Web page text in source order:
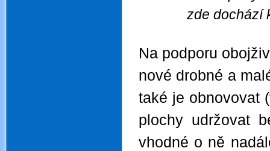
zde dochází
Na podporu
nové drobné a
také je obnovovat
plochy udržovat
vhodné o ně